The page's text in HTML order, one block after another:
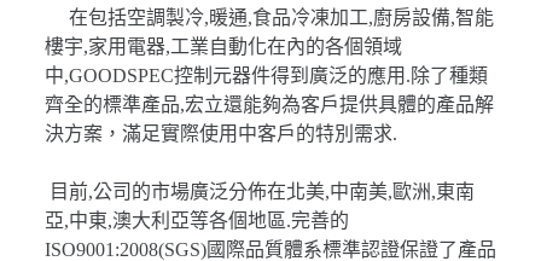
在包括空調製冷,暖通,食品冷凍加工,廚房設備,智能
樓宇,家用電器,工業自動化在內的各個領域
中,GOODSPEC控制元器件得到廣泛的應用.除了種類
齊全的標準產品,宏立還能夠為客戶提供具體的產品解
決方案，滿足實際使用中客戶的特別需求.
目前,公司的市場廣泛分佈在北美,中南美,歐洲,東南
亞,中東,澳大利亞等各個地區.完善的
ISO9001:2008(SGS)國際品質體系標準認證保證了產品